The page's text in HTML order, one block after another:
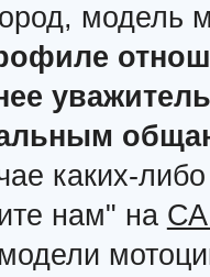
модель
каких-
нам" на